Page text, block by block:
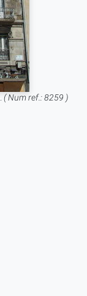
( Num ref.: 8259 )